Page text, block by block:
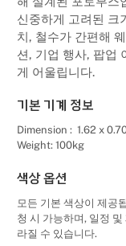
신중하게 고려된 크
치, 철수가 간편해
션, 기업 행사, 팝업
게 어울립니다.
기본 기계 정보
Dimension : 1.62 x
Weight: 100kg
색상 옵션
모든 기본 색상이 제공
청 시 가능하며, 일정
라질 수 있습니다.